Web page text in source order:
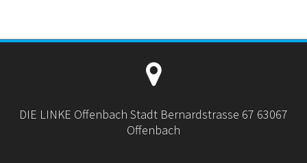
DIE LINKE Offenbach Stadt Bernardstrasse 67 63067
Offenbach